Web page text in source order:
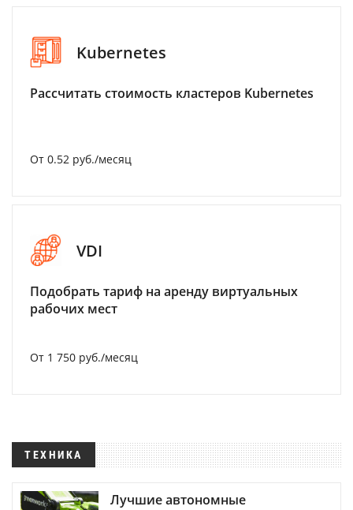
Kubernetes
Рассчитать стоимость кластеров Kubernetes
От 0.52 руб./месяц
VDI
Подобрать тариф на аренду виртуальных
рабочих мест
От 1 750 руб./месяц
ТЕХНИКА
Лучшие автономные